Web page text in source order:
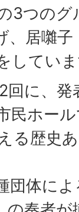
3つのグ
、居囃
してい
回に、
民ホー
る歴史
団体に